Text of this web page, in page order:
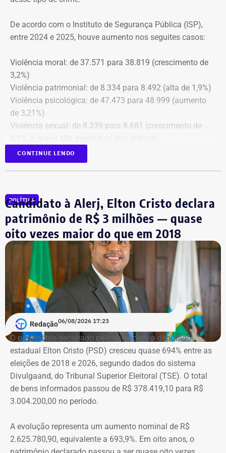
apuração de possíveis ilícitos nas esferas cível e criminal,
e à Secretaria de Regime Próprio e Complementar do
De acordo com o Instituto de Segurança Pública (ISP),
entre 2024 e 2025, houve aumento nos seguites casos:
Violência moral: de 37.571 para 38.819 (crescimento de
3,2%)
Violência patrimonial: de 8.334 para 8.492 (alta de 1,9%)
Violência psicológica: de 47.473 para 48.999 (aumento
de 3,21%)
Violência sexual: de 8.339 para 8.681 (crescimento de
A única estatística que apresentou queda foi a de
violência física, que passou de 43.743 em 2024 para
Símbolo dessa batalha, a atriz e jornalista Cristiane
Machado vivenciou essa realidade em 2018, quando se
tornou conhecida do público ao filmar as agressões que
sofria do ex-marido, o empresário e ex-diplomata Sérgio
Schiller Thompson-Flores. Em setembro do ano seguinte,
a Justiça do Rio o condenou a três anos de prisão em
regime semiaberto.
Em conversa com o TEMPO REAL RJ, Cristiane analisa o
que ainda falta às mulheres na hora de denunciar os
companheiros por violência doméstica.
“Creio que duas coisas ainda impedem as mulheres de
seguirem adiante nesta batalha. A vergonha e o medo.
Porque é necessário ter mais do que coragem para seguir
adiante no enfrentamento à violência doméstica. Pois
primeiro é o temor de continuar viva e estar ao lado do
agressor. E o outro é o que vai acontecer com ela depois
CONTINUE LENDO
POLÍTICA
Candidato à Alerj, Elton Cristo declara
patrimônio de R$ 3 milhões — quase
oito vezes maior do que em 2018
Redação06/08/2026 17:23
O patrimônio declarado pelo candidato a deputado
estadual Elton Cristo (PSD) cresceu quase 694% entre as
eleições de 2018 e 2026, segundo dados do sistema
Divulgaand, do Tribunal Superior Eleitoral (TSE). O total
de bens informados passou de R$ 378.419,10 para R$
3.004.200,00 no período.
A evolução representa um aumento nominal de R$
2.625.780,90, equivalente a 693,9%. Em oito anos, o